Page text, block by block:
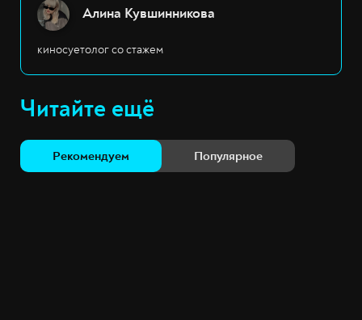
Алина Кувшинникова
киносуетолог со стажем
Читайте ещё
Рекомендуем Популярное